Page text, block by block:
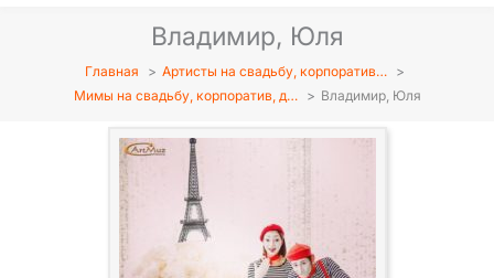
Владимир, Юля
Главная
Артисты на свадьбу, корпоратив…
Мимы на свадьбу, корпоратив, д…
Владимир, Юля